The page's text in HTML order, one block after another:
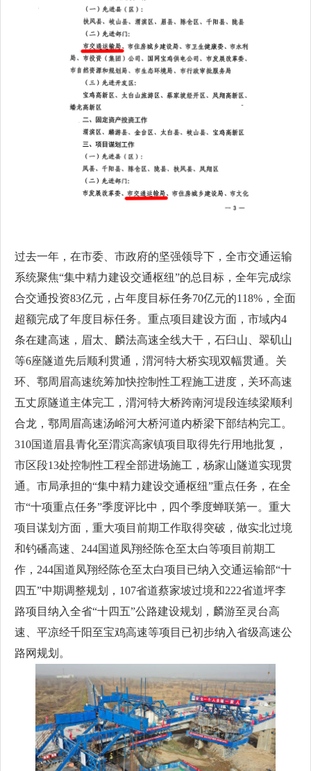
过去一年，在市委、市政府的坚强领导下，全市交通运输
系统聚焦“集中精力建设交通枢纽”的总目标，全年完成综
合交通投资83亿元，占年度目标任务70亿元的118%，全面
超额完成了年度目标任务。重点项目建设方面，市域内4
条在建高速，眉太、麟法高速全线大干，石臼山、翠矶山
等6座隧道先后顺利贯通，渭河特大桥实现双幅贯通。关
环、鄠周眉高速统筹加快控制性工程施工进度，关环高速
五丈原隧道主体完工，渭河特大桥跨南河堤段连续梁顺利
合龙，鄠周眉高速汤峪河大桥河道内桥梁下部结构完工。
310国道眉县青化至渭滨高家镇项目取得先行用地批复，
市区段13处控制性工程全部进场施工，杨家山隧道实现贯
通。市局承担的“集中精力建设交通枢纽”重点任务，在全
市“十项重点任务”季度评比中，四个季度蝉联第一。重大
项目谋划方面，重大项目前期工作取得突破，做实北过境
和钓磻高速、244国道凤翔经陈仓至太白等项目前期工
作，244国道凤翔经陈仓至太白项目已纳入交通运输部“十
四五”中期调整规划，107省道蔡家坡过境和222省道坪李
路项目纳入全省“十四五”公路建设规划，麟游至灵台高
速、平凉经千阳至宝鸡高速等项目已初步纳入省级高速公
路网规划。